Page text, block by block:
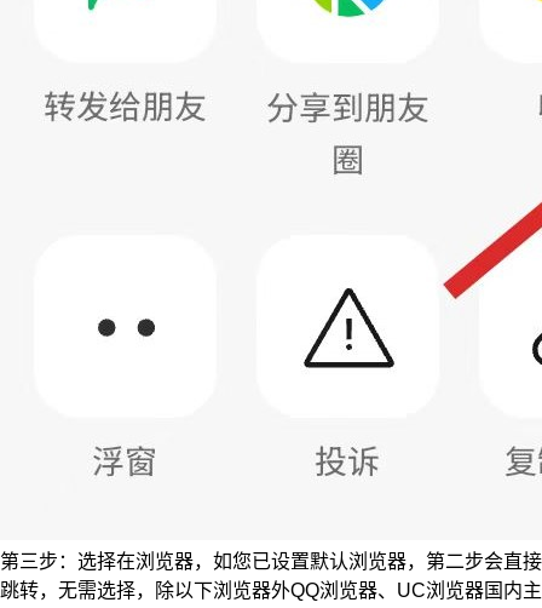
第三步：选择在浏览器，如您已设置默认浏览器，第二步会直接
跳转，无需选择，除以下浏览器外QQ浏览器、UC浏览器国内主